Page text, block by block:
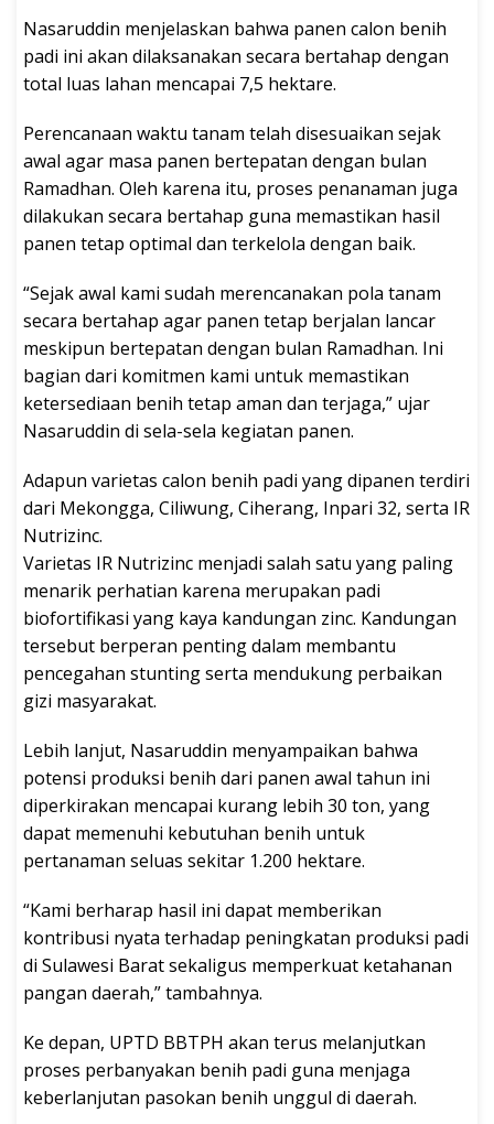
Nasaruddin menjelaskan bahwa panen calon benih
padi ini akan dilaksanakan secara bertahap dengan
total luas lahan mencapai 7,5 hektare.
Perencanaan waktu tanam telah disesuaikan sejak
awal agar masa panen bertepatan dengan bulan
Ramadhan. Oleh karena itu, proses penanaman juga
dilakukan secara bertahap guna memastikan hasil
panen tetap optimal dan terkelola dengan baik.
“Sejak awal kami sudah merencanakan pola tanam
secara bertahap agar panen tetap berjalan lancar
meskipun bertepatan dengan bulan Ramadhan. Ini
bagian dari komitmen kami untuk memastikan
ketersediaan benih tetap aman dan terjaga,” ujar
Nasaruddin di sela-sela kegiatan panen.
Adapun varietas calon benih padi yang dipanen terdiri
dari Mekongga, Ciliwung, Ciherang, Inpari 32, serta IR
Nutrizinc.
Varietas IR Nutrizinc menjadi salah satu yang paling
menarik perhatian karena merupakan padi
biofortifikasi yang kaya kandungan zinc. Kandungan
tersebut berperan penting dalam membantu
pencegahan stunting serta mendukung perbaikan
gizi masyarakat.
Lebih lanjut, Nasaruddin menyampaikan bahwa
potensi produksi benih dari panen awal tahun ini
diperkirakan mencapai kurang lebih 30 ton, yang
dapat memenuhi kebutuhan benih untuk
pertanaman seluas sekitar 1.200 hektare.
“Kami berharap hasil ini dapat memberikan
kontribusi nyata terhadap peningkatan produksi padi
di Sulawesi Barat sekaligus memperkuat ketahanan
pangan daerah,” tambahnya.
Ke depan, UPTD BBTPH akan terus melanjutkan
proses perbanyakan benih padi guna menjaga
keberlanjutan pasokan benih unggul di daerah.